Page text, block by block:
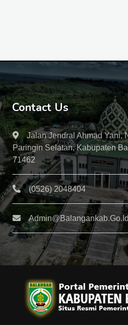
Contact Us
Jalan Jendral Ahmad Yani,
Paringin Selatan, Kabupaten
71462
(0526) 2048404
Admin@balangankab.go.id